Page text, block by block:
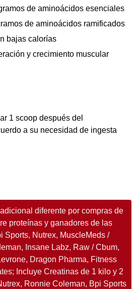
de aminoácidos esenciales
de aminoácidos ramificados
bajas calorías
y crecimiento muscular
1 scoop después del
a su necesidad de ingesta
diferente por compras de
proteínas y ganadores de las
Sports, Nutrex, MuscleMeds /
Insane Labz, Raw / Cbum,
Dragon Pharma, Fitness
Incluye Creatinas de 1 kilo y 2
Ronnie Coleman, Bpi Sports